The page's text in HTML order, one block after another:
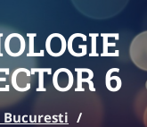
6
Bucuresti /